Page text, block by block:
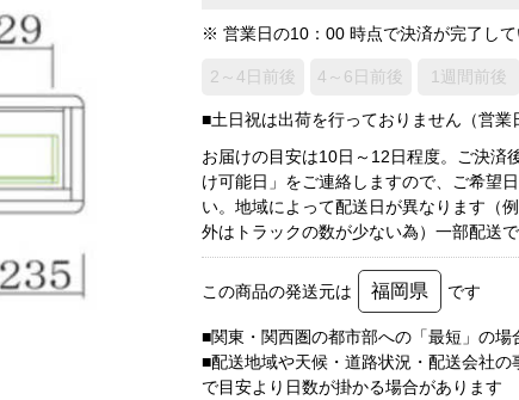
※ 営業日の10：00 時点で決済が完了し
2～4日前後 4～6日前後 1週間前後
■土日祝は出荷を行っておりません（営業
お届けの目安は10日～12日程度。ご決済
け可能日」をご連絡しますので、ご希望
い。地域によって配送日が異なります（
外はトラックの数が少ない為）一部配送
この商品の発送元は 福岡県 です
■関東・関西圏の都市部への「最短」の場
■配送地域や天候・道路状況・配送会社
で目安より日数が掛かる場合があります